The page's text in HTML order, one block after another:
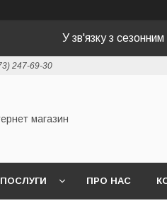
У зв'язку з
247-69-30
магазин
ПРО НАС